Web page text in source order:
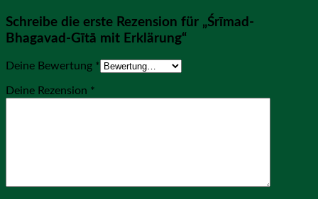
Schreibe die erste Rezension für „Śrīmad-
Bhagavad-Gītā mit Erklärung“
Deine Bewertung *
Deine Rezension *